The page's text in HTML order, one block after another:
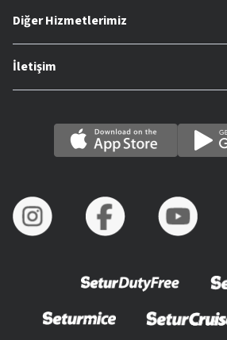
Diğer Hizmetlerimiz
İletişim